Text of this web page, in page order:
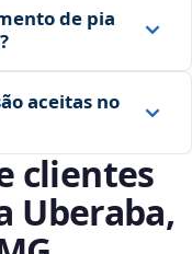
de pia
aceitas no
clientes
Uberaba,